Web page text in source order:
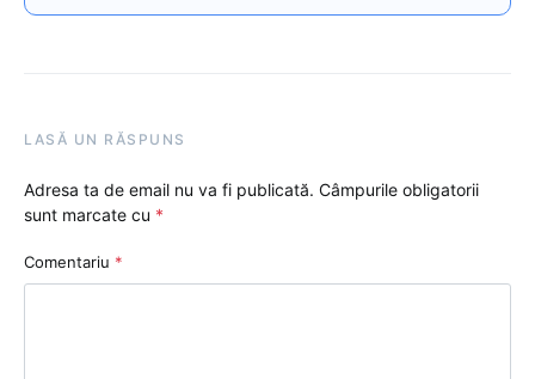
LASĂ UN RĂSPUNS
Adresa ta de email nu va fi publicată. Câmpurile obligatorii
sunt marcate cu *
Comentariu *